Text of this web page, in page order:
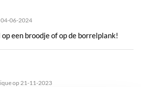
04-06-2024
een broodje of op de borrelplank!
op 21-11-2023